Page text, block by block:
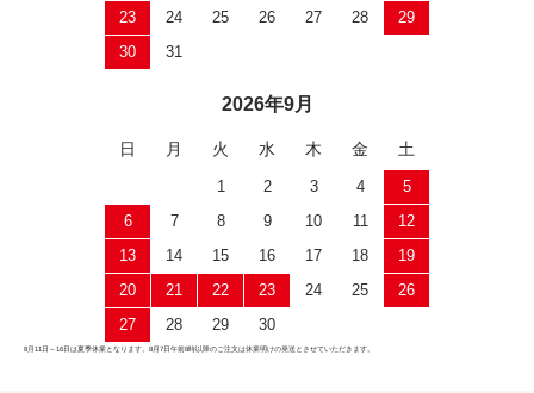
23
24 25 26 27 28
29
30
31
2026年9月
日 月 火 水 木 金 土
1 2 3 4
5
6
7 8 9 10 11
12
13
14 15 16 17 18
19
20
21 22 23 24 25
26
27
28 29 30
8月11日～16日は夏季休業となります。8月7日午前8時以降のご注文は休業明けの発送とさせていただきます。